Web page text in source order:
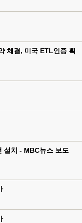
체결, 미국 ETL인증 획
설치 - MBC뉴스 보도